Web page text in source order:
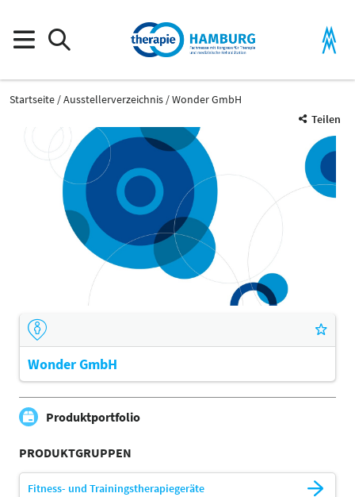
Startseite Ausstellerverzeichnis
Wonder GmbH
Teilen
Wonder GmbH
Produktportfolio
PRODUKTGRUPPEN
Fitness- und Trainingstherapiegeräte